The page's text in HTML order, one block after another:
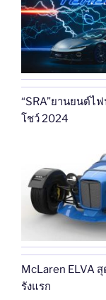
“SRA”ยานยนต์ไ
โชว์ 2024
McLaren ELVA
รังแรก